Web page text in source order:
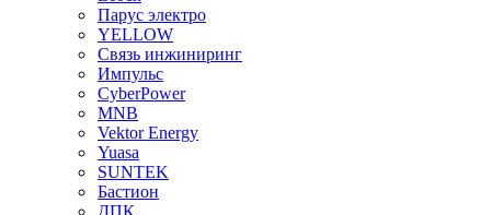
Парус электро
YELLOW
Связь инжиниринг
Импульс
CyberPower
MNB
Vektor Energy
Yuasa
SUNTEK
Бастион
ДПК